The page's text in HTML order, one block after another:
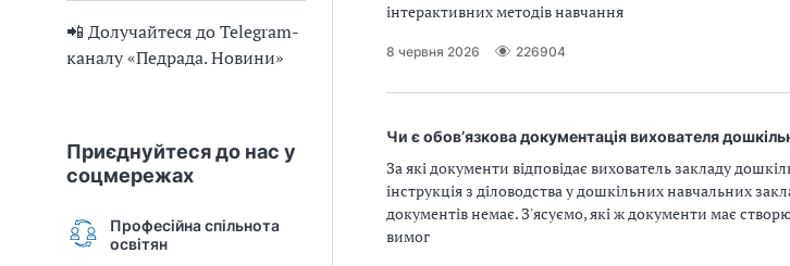
📲 Долучайтеся до Telegram-
каналу «Педрада. Новини»
Приєднуйтеся до нас у
соцмережах
Професійна спільнота
освітян
інтерактивних методів навчання
8 червня 2026 226904
Чи є обов’язкова документація вихователя
За які документи відповідає вихователь закладу
інструкція з діловодства у дошкільних навчальних
документів немає. З'ясуємо, які ж документи має
вимог